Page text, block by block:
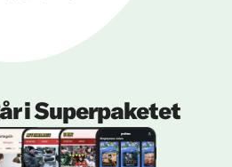
i Superpaketet